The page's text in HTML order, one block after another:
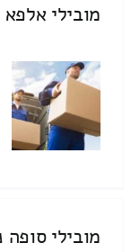
מובילי
מובילי